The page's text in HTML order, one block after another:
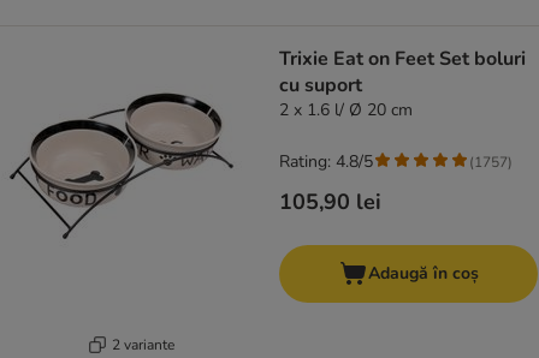
2 variante
Trixie Eat on Feet Set boluri
cu suport
2 x 1.6 l/ Ø 20 cm
105,90 lei
Rating: 4.8/5 (1757)
Adaugă în coș